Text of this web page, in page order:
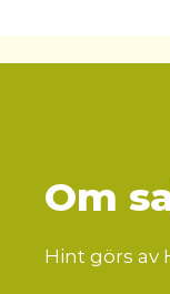
Om
Hint görs av